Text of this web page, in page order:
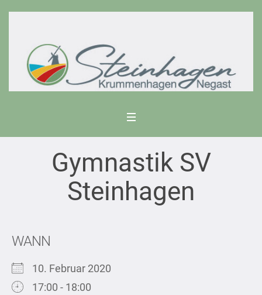
Gymnastik SV
Steinhagen
WANN
10. Februar 2020
17:00 - 18:00